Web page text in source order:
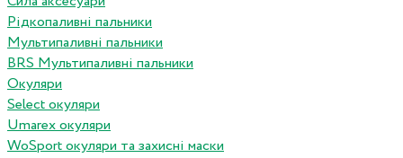
Рідкопаливні пальники
Мультипаливні пальники
BRS Мультипаливні пальники
Окуляри
Select окуляри
Umarex окуляри
WoSport окуляри та захисні маски